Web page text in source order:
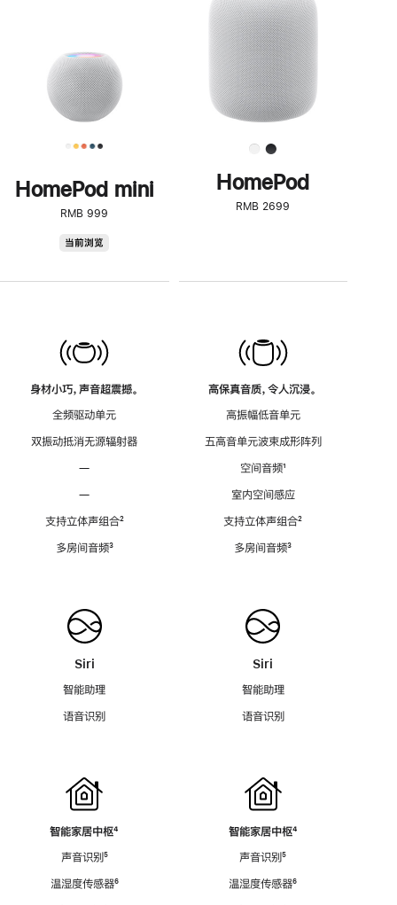
HomePod mini
RMB 999
当前浏览
身材小巧，声音超震撼。
全频驱动单元
双振动抵消无源辐射器
—
—
支持立体声组合脚
²
多房间音频脚
³
Siri
智能助理
语音识别
智能家居中枢脚
⁴
声音识别脚
⁵
温湿度传感器脚
⁶
了
解
HomePod<
HomePod
RMB 2699
高保真音质，令人沉浸。
高振幅低音单元
五高音单元波束成形阵列
空间音频脚
¹
室内空间感应
支持立体声组合脚
²
多房间音频脚
³
Siri
智能助理
语音识别
智能家居中枢脚
⁴
声音识别脚
⁵
温湿度传感器脚
⁶